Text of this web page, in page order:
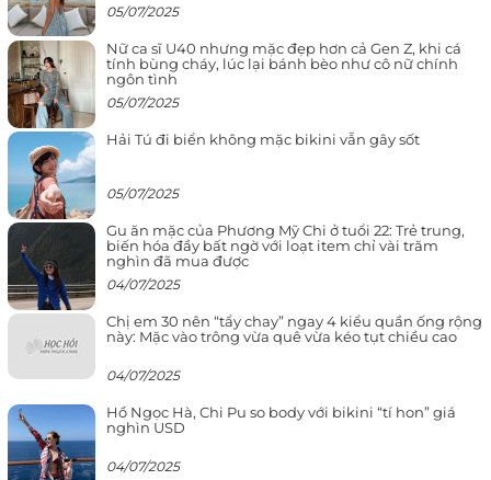
05/07/2025
Nữ ca sĩ U40 nhưng mặc đẹp hơn cả Gen Z, khi cá
tính bùng cháy, lúc lại bánh bèo như cô nữ chính
ngôn tình
05/07/2025
Hải Tú đi biển không mặc bikini vẫn gây sốt
05/07/2025
Gu ăn mặc của Phương Mỹ Chi ở tuổi 22: Trẻ trung,
biến hóa đầy bất ngờ với loạt item chỉ vài trăm
nghìn đã mua được
04/07/2025
Chị em 30 nên “tẩy chay” ngay 4 kiểu quần ống rộng
này: Mặc vào trông vừa quê vừa kéo tụt chiều cao
04/07/2025
Hồ Ngọc Hà, Chi Pu so body với bikini “tí hon” giá
nghìn USD
04/07/2025